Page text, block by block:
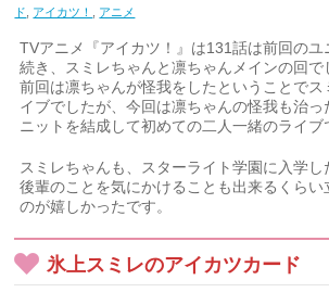
ド
アイカツ！ アニメ
TVアニメ『アイカツ！』は131話は前回のユ
続き、スミレちゃんと凛ちゃんメインの回で
前回は凛ちゃんが怪我をしたということでス
イブでしたが、今回は凛ちゃんの怪我も治っ
ニットを結成して初めての二人一緒のライブ
スミレちゃんも、スターライト学園に入学し
後輩のことを気にかけることも出来るくらい
のが嬉しかったです。
氷上スミレのアイカツカード